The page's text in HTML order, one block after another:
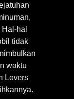
hal
tidak
waktu
Lovers